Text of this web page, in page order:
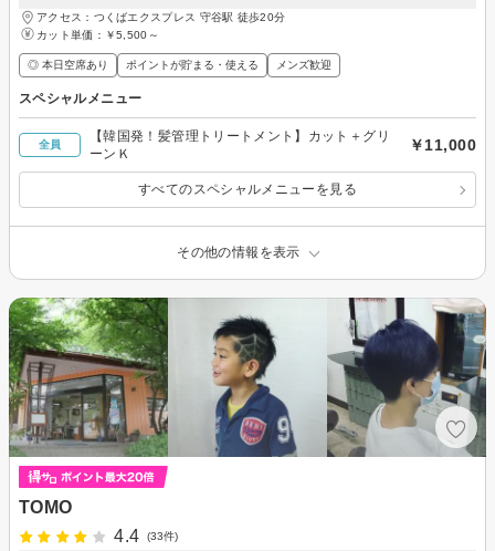
アクセス：つくばエクスプレス 守谷駅 徒歩20分
カット単価： ￥5,500～
◎ 本日空席あり ポイントが貯まる・使える メンズ歓迎
スペシャルメニュー
全員
【韓国発！髪管理トリートメント】カット＋グリ
ーンＫ
￥11,000
すべてのスペシャルメニューを見る
その他の情報を表示
TOMO
4.4
(33件)